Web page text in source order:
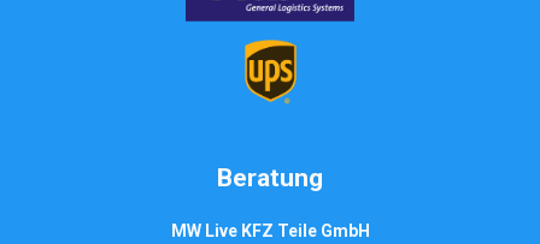
Beratung
MW Live KFZ Teile GmbH